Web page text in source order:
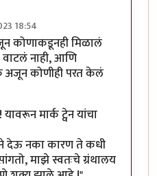
18:54
श्रीगणेशा
कोणाकडूनही मिळालं
वाटलं नाही, आणि
कोणीही परत केलं
मार्क ट्वेन यांचा
देऊ नका कारण ते कधी
माझे स्वतःचे ग्रंथालय